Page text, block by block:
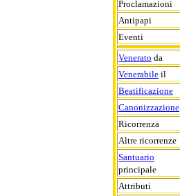
Proclamazioni
Antipapi
Eventi
Venerato da
Venerabile il
Beatificazione
Canonizzazione
Ricorrenza
Altre ricorrenze
Santuario
principale
Attributi